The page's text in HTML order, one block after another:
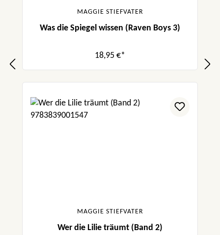
MAGGIE STIEFVATER
Was die Spiegel wissen (Raven Boys 3)
18,95 €*
MAGGIE STIEFVATER
Wer die Lilie träumt (Band 2)